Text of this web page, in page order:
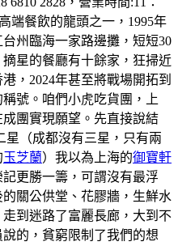
端餐飲的龍頭之一，1995年
州臨海一家路邊攤，短短30
星的餐廳有十餘家，狂掃近
，2024年甚至將戰場開拓到
號。咱們小虎吃貨團，上
團實現願望。先直接說結
星（成都沒有三星，只有兩
玉芝蘭）我以為上海的御寶軒
更勝一籌，可謂沒有最浮
關公供堂、花膠牆，生鮮水
到迷路了富麗長廊，大到不
的，貧窮限制了我們的想